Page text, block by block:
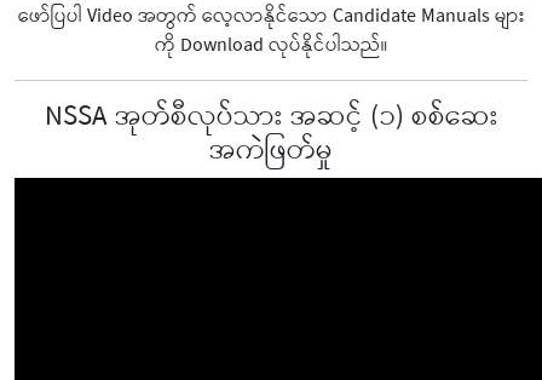
ဖော်ပြပါ Video အတွက် လေ့လာနိုင်သော Candidate Manuals များ
ကို Download လုပ်နိုင်ပါသည်။
NSSA အုတ်စီလုပ်သား အဆင့် (၁) စစ်ဆေး
အကဲဖြတ်မှု